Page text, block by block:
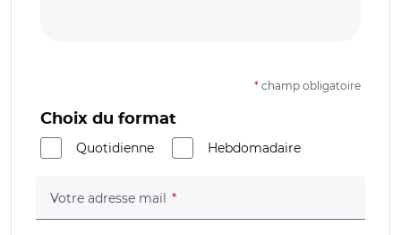
* champ obligatoire
Choix du format
Quotidienne
Hebdomadaire
Votre adresse mail (champ obligatoire)